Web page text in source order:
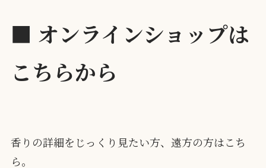
■ オンラインショップは
こちらから
香りの詳細をじっくり見たい方、遠方の方はこち
ら。